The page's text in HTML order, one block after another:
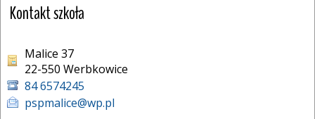
Kontakt szkoła
Malice 37
22-550 Werbkowice
84 6574245
pspmalice@wp.pl